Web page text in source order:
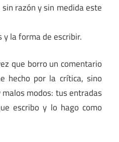
razón y sin medida este
la forma de escribir.
que borro un comentario
hecho por la crítica, sino
modos: tus entradas
escribo y lo hago como